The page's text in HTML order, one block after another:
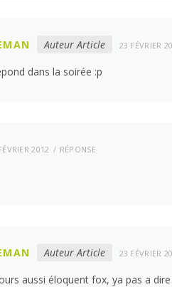
Auteur Article 23 FÉVRIER
dans la soirée :p
2012 RÉPONSE
Auteur Article 23 FÉVRIER
aussi éloquent fox, ya pas a